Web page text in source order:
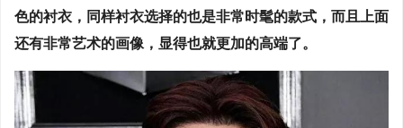
色的衬衣，同样衬衣选择的也是非常时髦的款式，而且上面
还有非常艺术的画像，显得也就更加的高端了。